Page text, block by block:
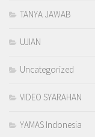
TANYA JAWAB
UJIAN
Uncategorized
VIDEO SYARAHAN
YAMAS Indonesia